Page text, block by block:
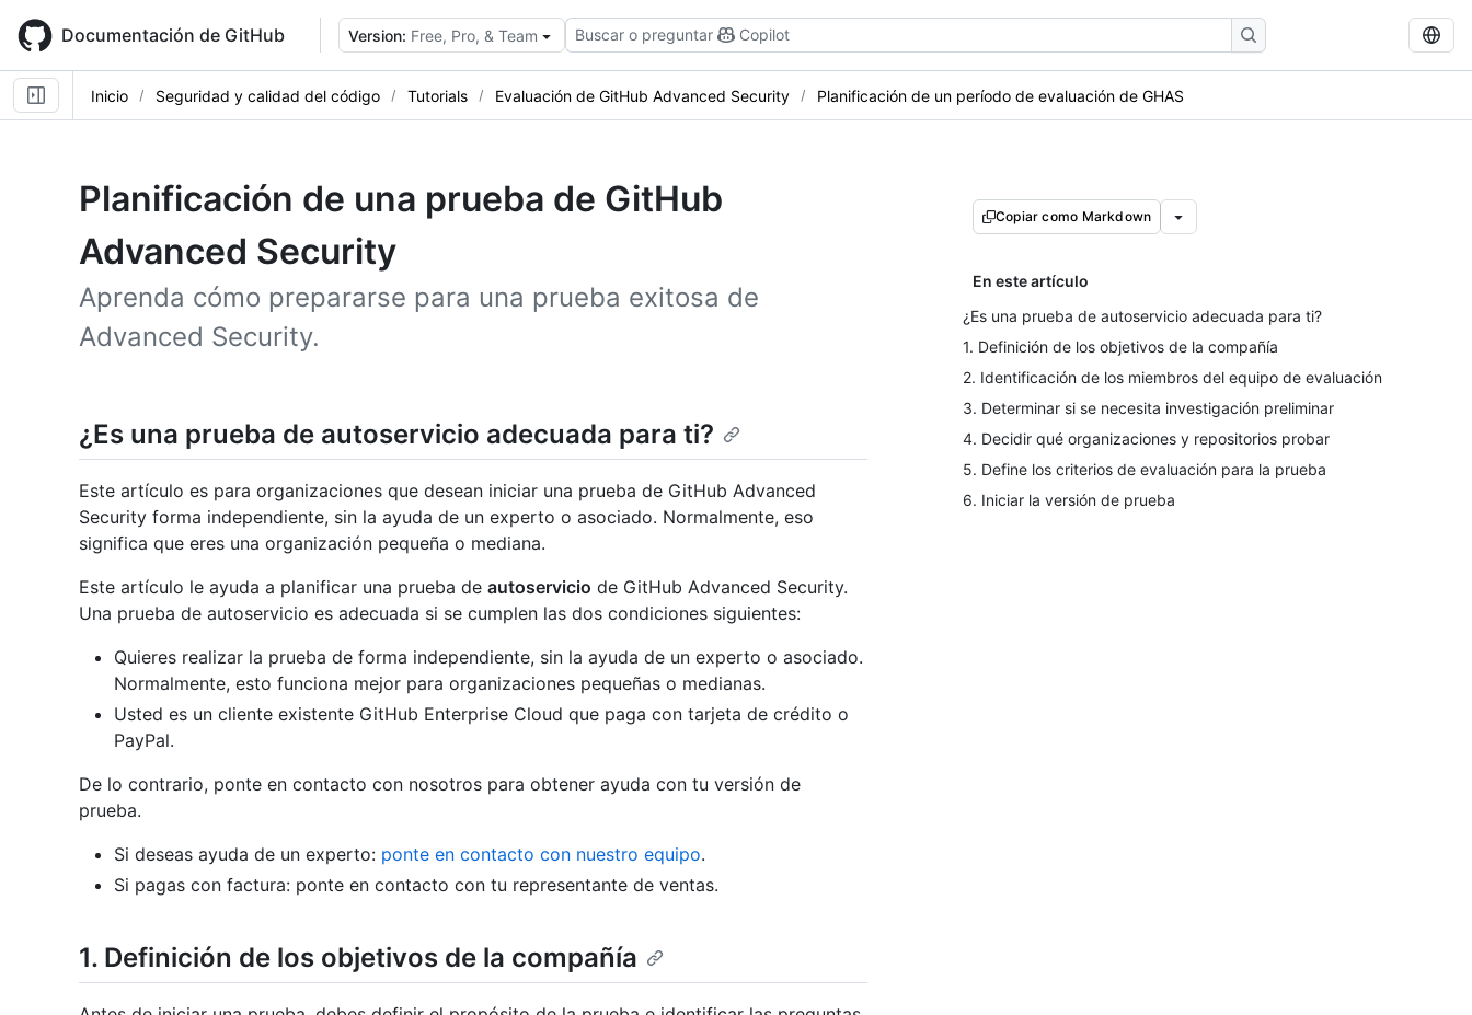
main
content
Documentación de GitHub Version: Free, Pro, & Team Buscar o preguntar Copilot
Inicio Seguridad y calidad del código Tutorials Evaluación de GitHub Advanced Security Planificación de un período de evaluación de GHAS
Planificación de una prueba de GitHub
Advanced Security
Aprenda cómo prepararse para una prueba exitosa de
Advanced Security.
Copiar como Markdown
En este artículo
¿Es una prueba de autoservicio adecuada para ti?
1. Definición de los objetivos de la compañía
2. Identificación de los miembros del equipo de evaluación
3. Determinar si se necesita investigación preliminar
4. Decidir qué organizaciones y repositorios probar
5. Define los criterios de evaluación para la prueba
6. Iniciar la versión de prueba
¿Es una prueba de autoservicio adecuada para ti?
Este artículo es para organizaciones que desean iniciar una prueba de GitHub Advanced
Security forma independiente, sin la ayuda de un experto o asociado. Normalmente, eso
significa que eres una organización pequeña o mediana.
Este artículo le ayuda a planificar una prueba de autoservicio de GitHub Advanced Security.
Una prueba de autoservicio es adecuada si se cumplen las dos condiciones siguientes:
Quieres realizar la prueba de forma independiente, sin la ayuda de un experto o asociado.
Normalmente, esto funciona mejor para organizaciones pequeñas o medianas.
Usted es un cliente existente GitHub Enterprise Cloud que paga con tarjeta de crédito o
PayPal.
De lo contrario, ponte en contacto con nosotros para obtener ayuda con tu versión de
prueba.
Si deseas ayuda de un experto: ponte en contacto con nuestro equipo.
Si pagas con factura: ponte en contacto con tu representante de ventas.
1. Definición de los objetivos de la compañía